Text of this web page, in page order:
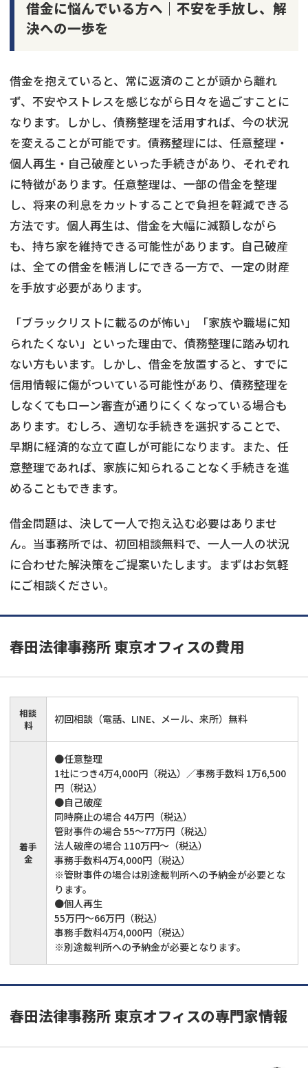
借金に悩んでいる方へ｜不安を手放し、解
決への一歩を
借金を抱えていると、常に返済のことが頭から離れ
ず、不安やストレスを感じながら日々を過ごすことに
なります。しかし、債務整理を活用すれば、今の状況
を変えることが可能です。債務整理には、任意整理・
個人再生・自己破産といった手続きがあり、それぞれ
に特徴があります。任意整理は、一部の借金を整理
し、将来の利息をカットすることで負担を軽減できる
方法です。個人再生は、借金を大幅に減額しながら
も、持ち家を維持できる可能性があります。自己破産
は、全ての借金を帳消しにできる一方で、一定の財産
を手放す必要があります。
「ブラックリストに載るのが怖い」「家族や職場に知
られたくない」といった理由で、債務整理に踏み切れ
ない方もいます。しかし、借金を放置すると、すでに
信用情報に傷がついている可能性があり、債務整理を
しなくてもローン審査が通りにくくなっている場合も
あります。むしろ、適切な手続きを選択することで、
早期に経済的な立て直しが可能になります。また、任
意整理であれば、家族に知られることなく手続きを進
めることもできます。
借金問題は、決して一人で抱え込む必要はありませ
ん。当事務所では、初回相談無料で、一人一人の状況
に合わせた解決策をご提案いたします。まずはお気軽
にご相談ください。
春田法律事務所 東京オフィスの費用
相談
料
初回相談（電話、LINE、メール、来所）無料
着手
金
●任意整理
1社につき4万4,000円（税込）／事務手数料 1万6,500
円（税込）
●自己破産
同時廃止の場合 44万円（税込）
管財事件の場合 55～77万円（税込）
法人破産の場合 110万円～（税込）
事務手数料4万4,000円（税込）
※管財事件の場合は別途裁判所への予納金が必要とな
ります。
●個人再生
55万円～66万円（税込）
事務手数料4万4,000円（税込）
※別途裁判所への予納金が必要となります。
春田法律事務所 東京オフィスの専門家情報